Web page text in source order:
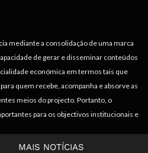
MAIS NOTÍCIAS
mediante a consolidação de uma marca
de gerar e disseminar conteúdos
económica em termos tais que
quem recebe, acompanha e absorve as
meios do projecto. Portanto, o
para os objectivos institucionais e